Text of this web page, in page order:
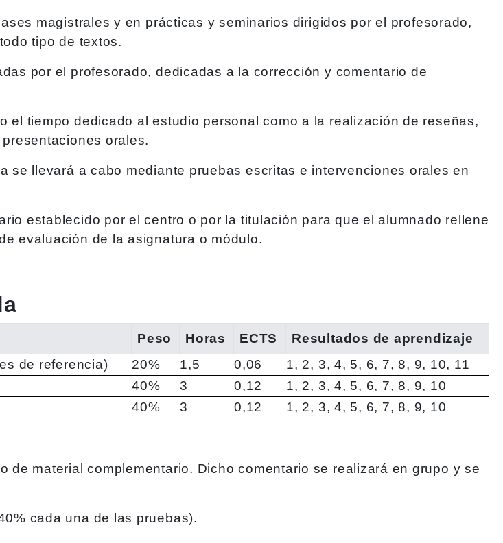
magistrales y en prácticas y seminarios dirigidos por el profesorado,
tipo de textos.
por el profesorado, dedicadas a la corrección y comentario de
el tiempo dedicado al estudio personal como a la realización de reseñas,
orales.
se llevará a cabo mediante pruebas escritas e intervenciones orales en
establecido por el centro o por la titulación para que el alumnado rellene
evaluación de la asignatura o módulo.
Peso Horas ECTS
Resultados de aprendizaje
de referencia)
20% 1,5 0,06
1, 2, 3, 4, 5, 6, 7, 8, 9, 10, 11
40% 3 0,12
1, 2, 3, 4, 5, 6, 7, 8, 9, 10
40% 3 0,12 1, 2, 3, 4, 5, 6, 7, 8, 9, 10
material complementario. Dicho comentario se realizará en grupo y se
cada una de las pruebas).